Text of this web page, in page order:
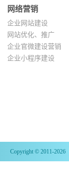
网络营销
企业网站建设
网站优化、推广
企业官微建设营销
企业小程序建设
Copyright © 2011-2026